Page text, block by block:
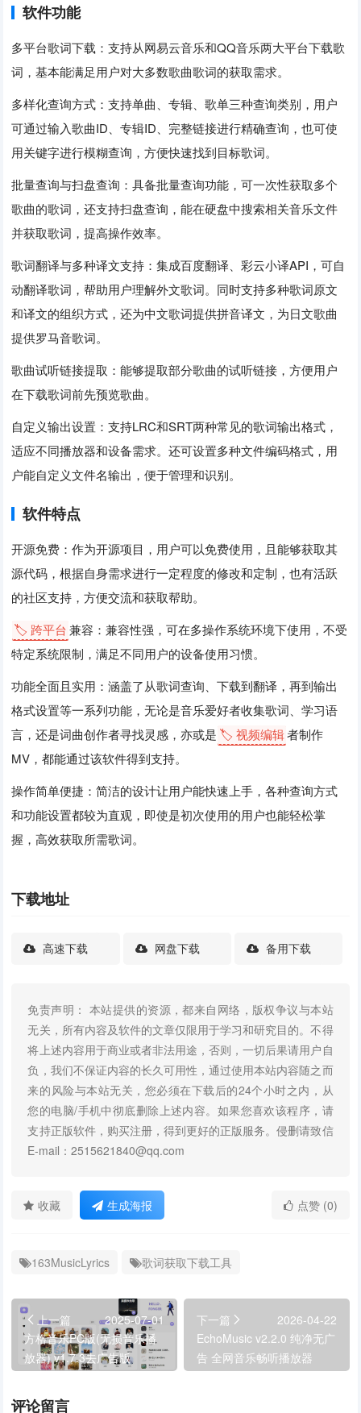
软件功能
多平台歌词下载：支持从网易云音乐和QQ音乐两大平台下载歌
词，基本能满足用户对大多数歌曲歌词的获取需求。
多样化查询方式：支持单曲、专辑、歌单三种查询类别，用户
可通过输入歌曲ID、专辑ID、完整链接进行精确查询，也可使
用关键字进行模糊查询，方便快速找到目标歌词。
批量查询与扫盘查询：具备批量查询功能，可一次性获取多个
歌曲的歌词，还支持扫盘查询，能在硬盘中搜索相关音乐文件
并获取歌词，提高操作效率。
歌词翻译与多种译文支持：集成百度翻译、彩云小译API，可自
动翻译歌词，帮助用户理解外文歌词。同时支持多种歌词原文
和译文的组织方式，还为中文歌词提供拼音译文，为日文歌曲
提供罗马音歌词。
歌曲试听链接提取：能够提取部分歌曲的试听链接，方便用户
在下载歌词前先预览歌曲。
自定义输出设置：支持LRC和SRT两种常见的歌词输出格式，
适应不同播放器和设备需求。还可设置多种文件编码格式，用
户能自定义文件名输出，便于管理和识别。
软件特点
开源免费：作为开源项目，用户可以免费使用，且能够获取其
源代码，根据自身需求进行一定程度的修改和定制，也有活跃
的社区支持，方便交流和获取帮助。
🏷️ 跨平台 兼容：兼容性强，可在多操作系统环境下使用，不受
特定系统限制，满足不同用户的设备使用习惯。
功能全面且实用：涵盖了从歌词查询、下载到翻译，再到输出
格式设置等一系列功能，无论是音乐爱好者收集歌词、学习语
言，还是词曲创作者寻找灵感，亦或是 🏷️ 视频编辑者制作
MV，都能通过该软件得到支持。
操作简单便捷：简洁的设计让用户能快速上手，各种查询方式
和功能设置都较为直观，即使是初次使用的用户也能轻松掌
握，高效获取所需歌词。
下载地址
高速下载 网盘下载 备用下载
免责声明： 本站提供的资源，都来自网络，版权争议与本站
无关，所有内容及软件的文章仅限用于学习和研究目的。不得
将上述内容用于商业或者非法用途，否则，一切后果请用户自
负，我们不保证内容的长久可用性，通过使用本站内容随之而
来的风险与本站无关，您必须在下载后的24个小时之内，从
您的电脑/手机中彻底删除上述内容。如果您喜欢该程序，请
支持正版软件，购买注册，得到更好的正版服务。侵删请致信
E-mail：2515621840@qq.com
收藏 生成海报 点赞 (0)
163MusicLyrics 歌词获取下载工具
上一篇
2025-07-01
方格音乐PC版(无损音乐播
放器) v1.7.3去广告版
下一篇
2026-04-22
EchoMusic v2.2.0 纯净无广
告 全网音乐畅听播放器
评论留言